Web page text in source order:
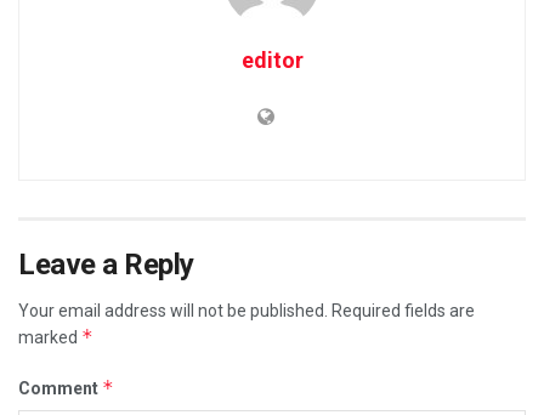
editor
Leave a Reply
Your email address will not be published.
Required fields are
marked *
Comment *